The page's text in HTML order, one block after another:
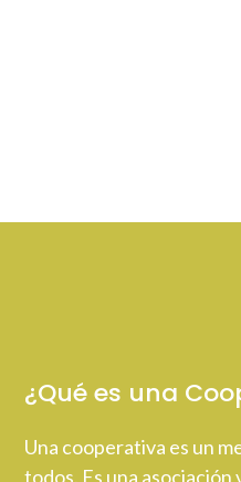
¿Qué es una
Una cooperativa es un
todos. Es una